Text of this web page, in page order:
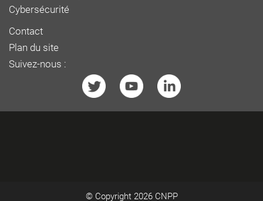
Cybersécurité
Contact
Plan du site
Suivez-nous :
© Copyright 2026 CNPP